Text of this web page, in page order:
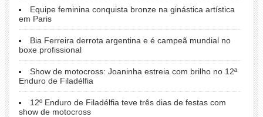
Equipe feminina conquista bronze na ginástica artística
em Paris
Bia Ferreira derrota argentina e é campeã mundial no
boxe profissional
Show de motocross: Joaninha estreia com brilho no 12ª
Enduro de Filadélfia
12º Enduro de Filadélfia teve três dias de festas com
show de motocross